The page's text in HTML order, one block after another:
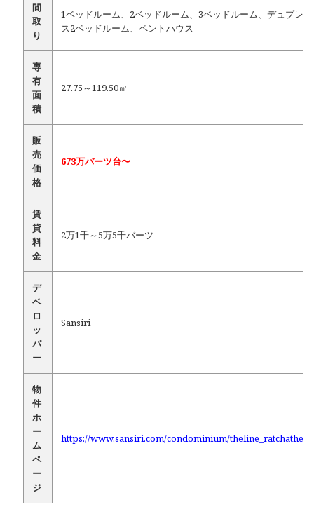
間
取
り
1ベッドルーム、2ベッドルーム、3ベッドルーム、デュプレ
ス2ベッドルーム、ペントハウス
専
有
面
積
27.75～119.50㎡
販
売
価
格
673万バーツ台〜
賃
貸
料
金
2万1千～5万5千バーツ
デ
ベ
ロ
ッ
パ
ー
Sansiri
物
件
ホ
ー
ム
ペ
ー
ジ
https://www.sansiri.com/condominium/